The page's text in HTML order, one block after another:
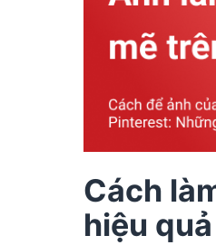
Cách
hiệu